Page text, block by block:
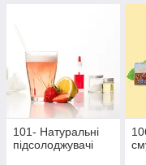
101- Натуральні
підсолоджувачі